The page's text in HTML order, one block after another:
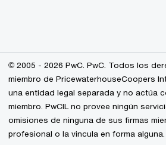
© 2005 - 2026 PwC. PwC. Todos los
miembro de PricewaterhouseCoopers
una entidad legal separada y no actúa
miembro. PwCIL no provee ningún
omisiones de ninguna de sus firmas
profesional o la vincula en forma